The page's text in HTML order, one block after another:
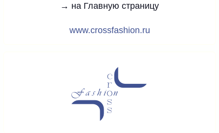
→ на Главную страницу
www.crossfashion.ru